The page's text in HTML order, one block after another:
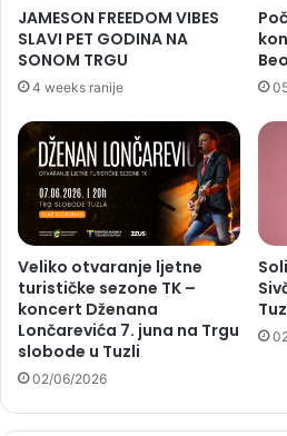
JAMESON FREEDOM VIBES
SLAVI PET GODINA NA
SONOM TRGU
4 weeks ranije
Veliko otvaranje ljetne
turističke sezone TK –
koncert Dženana
Lončarevića 7. juna na Trgu
slobode u Tuzli
02/06/2026